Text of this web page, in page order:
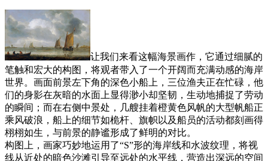
让我们来看这幅海景画作，它通过细腻的
笔触和宏大的构图，将观者带入了一个开阔而充满动感的海岸
世界。画面前景左下角的深色小船上，三位渔夫正在忙碌，他
们的身影在灰暗的水面上显得渺小却坚韧，生动地捕捉了劳动
的瞬间；而在右侧中景处，几艘挂着橙黄色风帆的大型帆船正
乘风破浪，船上的细节如桅杆、旗帜以及船员的活动都刻画得
栩栩如生，与前景的静谧形成了鲜明的对比。
构图上，画家巧妙地运用了“S”形的海岸线和水波纹理，将视
线从近处的暗色沙滩引导至远处的水平线，营造出深远的空间